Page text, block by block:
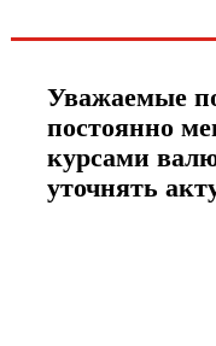
Уважаемые
постоянно
курсами
уточнять